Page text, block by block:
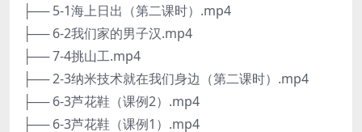
├── 5-1海上日出（第二课时）.mp4
├── 6-2我们家的男子汉.mp4
├── 7-4挑山工.mp4
├── 2-3纳米技术就在我们身边（第二课时）.mp4
├── 6-3芦花鞋（课例2）.mp4
├── 6-3芦花鞋（课例1）.mp4